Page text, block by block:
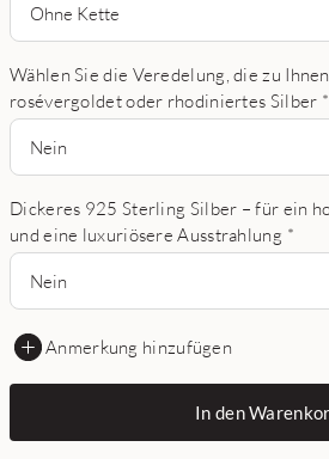
Ohne Kette
Wählen Sie die Veredelung, die zu
rosévergoldet oder rhodiniertes Silber *
Nein
Dickeres 925 Sterling Silber – für ein
und eine luxuriösere Ausstrahlung *
Nein
Anmerkung hinzufügen
In den